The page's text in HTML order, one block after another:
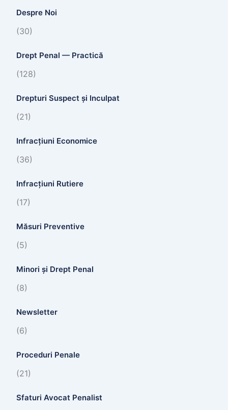
Despre Noi
(30)
Drept Penal — Practică
(128)
Drepturi Suspect și Inculpat
(21)
Infracțiuni Economice
(36)
Infracțiuni Rutiere
(17)
Măsuri Preventive
(5)
Minori și Drept Penal
(8)
Newsletter
(6)
Proceduri Penale
(21)
Sfaturi Avocat Penalist